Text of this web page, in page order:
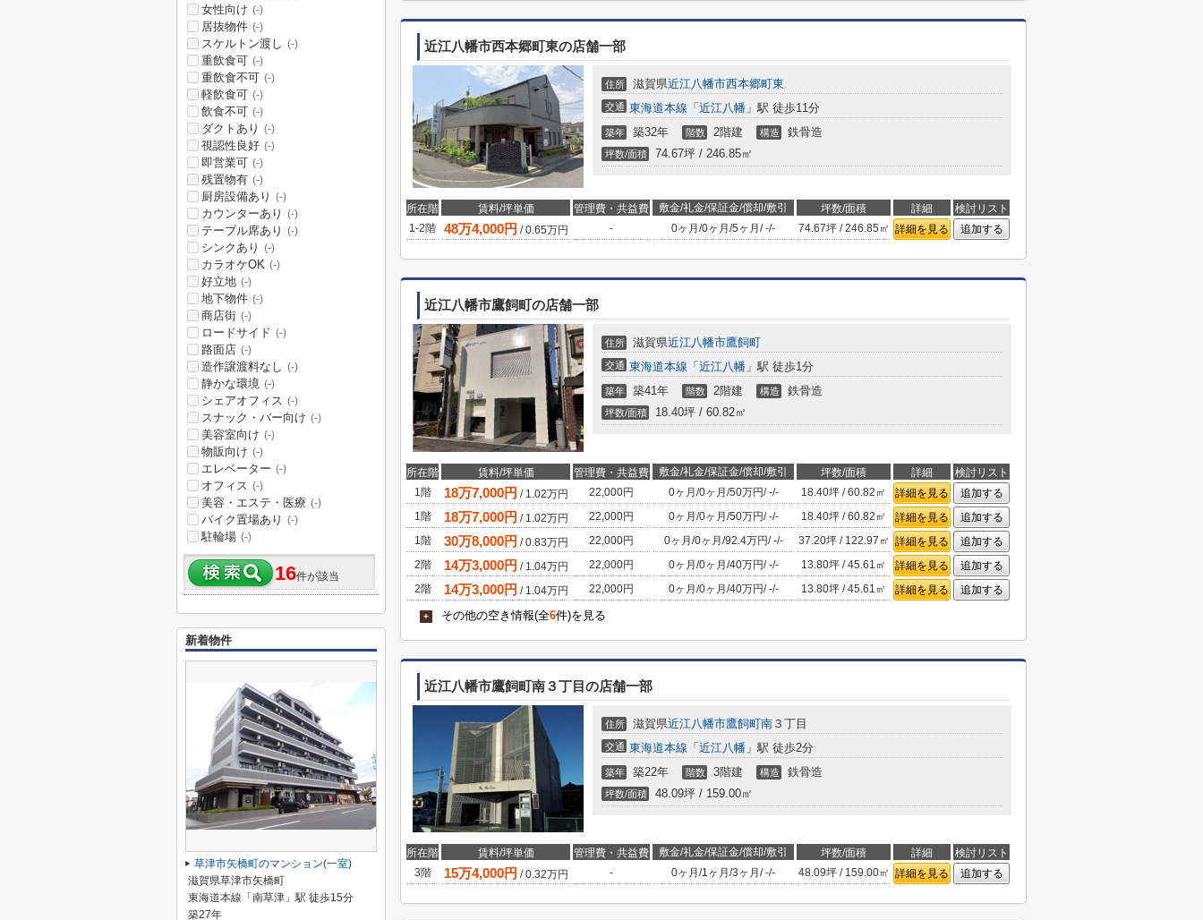
近江八幡市西本郷町東の店舗一部
住所 滋賀県近江八幡市西本郷町東
交通 東海道本線 「 近江八幡 」駅 徒歩11分
築年 築32年 階数 2階建 構造 鉄骨造
坪数/面積 74.67坪 / 246.85㎡
所在階 賃料/坪単価 管理費・共益費 敷金/礼金/保証金/償却/敷引 坪数/面積 詳細
検討リスト
1-2階
48万4,000円 /0.65万円 - 0ヶ月 /0ヶ月 /5ヶ月 /-/- 74.67坪 / 246.85㎡ 詳細を見る 追加する
近江八幡市鷹飼町の店舗一部
住所 滋賀県近江八幡市鷹飼町
交通 東海道本線 「 近江八幡 」駅 徒歩1分
築年 築41年 階数 2階建 構造 鉄骨造
坪数/面積 18.40坪 / 60.82㎡
所在階 賃料/坪単価 管理費・共益費 敷金/礼金/保証金/償却/敷引 坪数/面積 詳細
検討リスト
1階
18万7,000円 / 1.02万円 22,000円 0ヶ月 /0ヶ月 /50万円/-/- 18.40坪 / 60.82㎡ 詳細を見る
追加する
1階
18万7,000円 / 1.02万円 22,000円 0ヶ月 /0ヶ月 /50万円/-/- 18.40坪 / 60.82㎡ 詳細を見る
追加する
1階
30万8,000円 /0.83万円 22,000円 0ヶ月 /0ヶ月 /92.4万円/-/- 37.20坪 / 122.97㎡ 詳細を見る
追加する
2階
14万3,000円 / 1.04万円 22,000円 0ヶ月 /0ヶ月 /40万円/-/- 13.80坪 / 45.61㎡ 詳細を見る
追加する
2階
14万3,000円 / 1.04万円 22,000円 0ヶ月 /0ヶ月 /40万円/-/- 13.80坪 / 45.61㎡ 詳細を見る 追加する
+ その他の空き情報(全6件)を見る
近江八幡市鷹飼町南３丁目の店舗一部
住所 滋賀県近江八幡市鷹飼町南 ３丁目
交通 東海道本線 「 近江八幡 」駅 徒歩2分
築年 築22年 階数 3階建 構造 鉄骨造
坪数/面積 48.09坪 / 159.00㎡
所在階 賃料/坪単価 管理費・共益費 敷金/礼金/保証金/償却/敷引 坪数/面積 詳細
検討リスト
3階
15万4,000円 /0.32万円 - 0ヶ月 /1ヶ月 /3ヶ月 /-/- 48.09坪 / 159.00㎡ 詳細を見る 追加する
女性向け (-)
居抜物件 (-)
スケルトン渡し (-)
重飲食可 (-)
重飲食不可 (-)
軽飲食可 (-)
飲食不可 (-)
ダクトあり (-)
視認性良好 (-)
即営業可 (-)
残置物有 (-)
厨房設備あり (-)
カウンターあり (-)
テーブル席あり (-)
シンクあり (-)
カラオケOK (-)
好立地 (-)
地下物件 (-)
商店街 (-)
ロードサイド (-)
路面店 (-)
造作譲渡料なし (-)
静かな環境 (-)
シェアオフィス (-)
スナック・バー向け (-)
美容室向け (-)
物販向け (-)
エレベーター (-)
オフィス (-)
美容・エステ・医療 (-)
バイク置場あり (-)
駐輪場 (-)
16件が該当
新着物件
草津市矢橋町のマンション(一室)
滋賀県草津市矢橋町
東海道本線「南草津」駅 徒歩15分
築27年